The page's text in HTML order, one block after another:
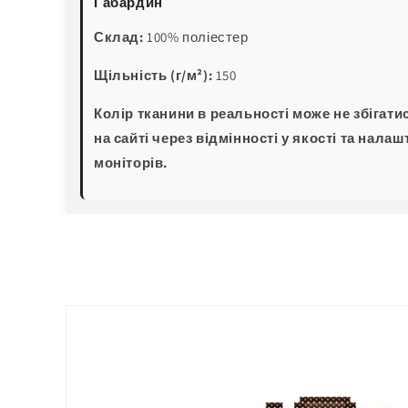
Склад: 100% поліестер
Щільність (г/м²): 150
Колір тканини в реальності може не
на сайті через відмінності у якості та
моніторів.